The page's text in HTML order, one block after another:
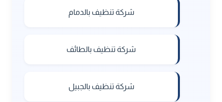
شركة تنظيف بالدمام
شركة تنظيف بالطائف
شركة تنظيف بالجبيل